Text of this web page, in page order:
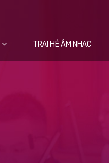
TRẠI HÈ ÂM NHẠC